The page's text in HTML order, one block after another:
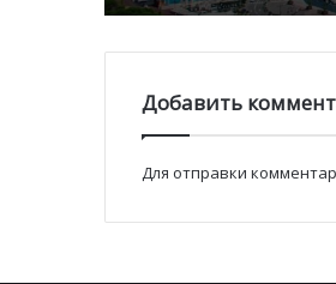
Добавить
Для отправки